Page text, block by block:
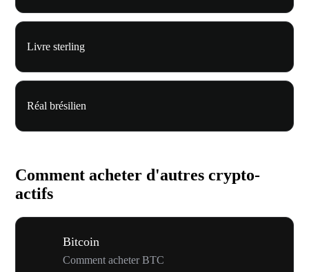
Livre sterling
Réal brésilien
Comment acheter d'autres crypto-
actifs
Bitcoin
Comment acheter BTC